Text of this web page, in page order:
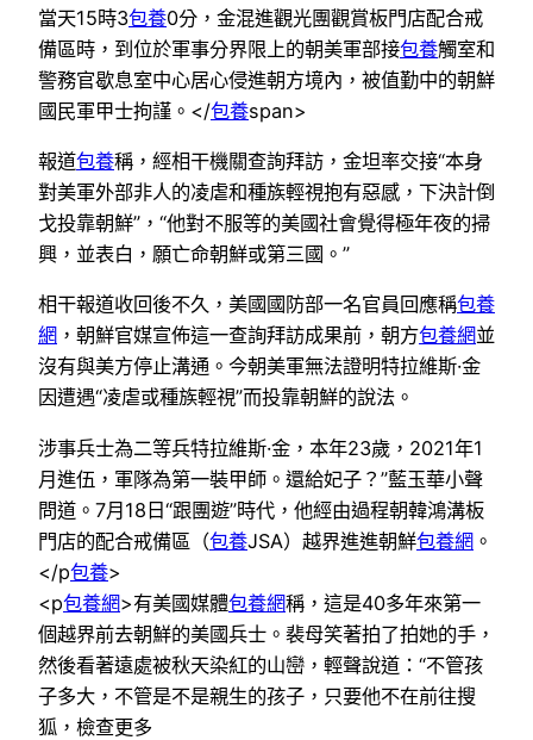
當天15時3包養0分，金混進觀光團觀賞板門店配合戒
備區時，到位於軍事分界限上的朝美軍部接包養觸室和
警務官歇息室中心居心侵進朝方境內，被值勤中的朝鮮
國民軍甲士拘謹。</包養span>
報道包養稱，經相干機關查詢拜訪，金坦率交接“本身
對美軍外部非人的凌虐和種族輕視抱有惡感，下決計倒
戈投靠朝鮮”，“他對不服等的美國社會覺得極年夜的掃
興，並表白，願亡命朝鮮或第三國。”
相干報道收回後不久，美國國防部一名官員回應稱包養
網 ，朝鮮官媒宣佈這一查詢拜訪成果前，朝方包養網並
沒有與美方停止溝通。今朝美軍無法證明特拉維斯·金
因遭遇“凌虐或種族輕視”而投靠朝鮮的說法。
涉事兵士為二等兵特拉維斯·金，本年23歲，2021年1
月進伍，軍隊為第一裝甲師。還給妃子？”藍玉華小聲
問道。7月18日“跟團遊”時代，他經由過程朝韓鴻溝板
門店的配合戒備區（包養JSA）越界進進朝鮮包養網 。
</p包養>
<p包養網>有美國媒體包養網稱，這是40多年來第一
個越界前去朝鮮的美國兵士。 裴母笑著拍了拍她的手，
然後看著遠處被秋天染紅的山巒，輕聲說道：“不管孩
子多大，不管是不是親生的孩子，只要他不在前往搜
狐，檢查更多